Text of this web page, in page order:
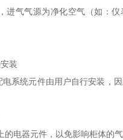
进气气源为净化空气（如：
装
系统元件由用户自行安装，
的电器元件，以免影响柜体的气